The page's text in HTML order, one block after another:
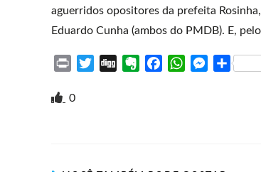
aguerridos opositores da prefeita
Eduardo Cunha (ambos do PMDB). E,
i
W
M
S
0